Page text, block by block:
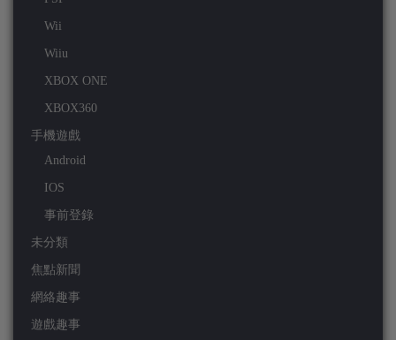
Wii
Wiiu
XBOX ONE
XBOX360
手機遊戲
Android
IOS
事前登錄
未分類
焦點新聞
網絡趣事
遊戲趣事